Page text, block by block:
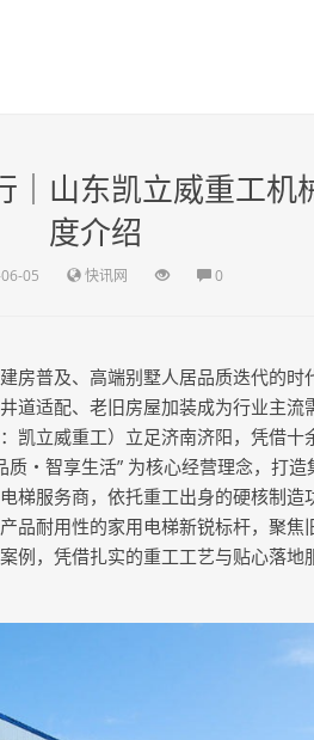
｜山东凯立威重工机
度介绍
05 快讯网 0
普及、高端别墅人居品质迭代的时
道适配、老旧房屋加装成为行业主流
立威重工）立足济南济阳，凭借十
・智享生活” 为核心经营理念，打
梯服务商，依托重工出身的硬核制造
品耐用性的家用电梯新锐标杆，聚
例，凭借扎实的重工工艺与贴心落